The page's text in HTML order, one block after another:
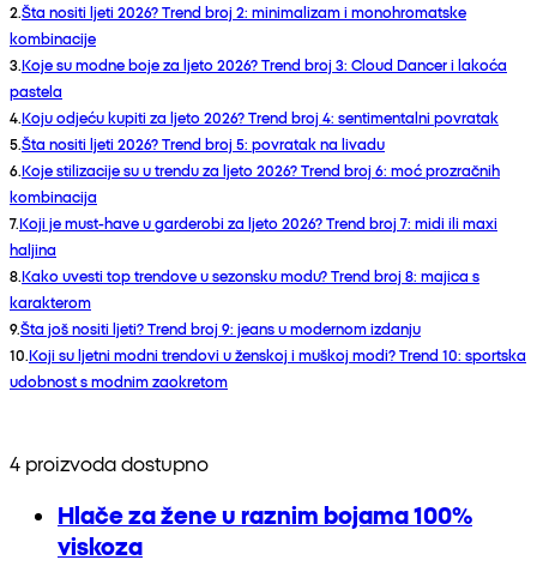
2.Šta nositi ljeti 2026? Trend broj 2: minimalizam i monohromatske
kombinacije
3.Koje su modne boje za ljeto 2026? Trend broj 3: Cloud Dancer i lakoća
pastela
4.Koju odjeću kupiti za ljeto 2026? Trend broj 4: sentimentalni povratak
5.Šta nositi ljeti 2026? Trend broj 5: povratak na livadu
6.Koje stilizacije su u trendu za ljeto 2026? Trend broj 6: moć prozračnih
kombinacija
7.Koji je must-have u garderobi za ljeto 2026? Trend broj 7: midi ili maxi
haljina
8.Kako uvesti top trendove u sezonsku modu? Trend broj 8: majica s
karakterom
9.Šta još nositi ljeti? Trend broj 9: jeans u modernom izdanju
10.Koji su ljetni modni trendovi u ženskoj i muškoj modi? Trend 10: sportska
udobnost s modnim zaokretom
4 proizvoda dostupno
Hlače za žene u raznim bojama 100%
viskoza